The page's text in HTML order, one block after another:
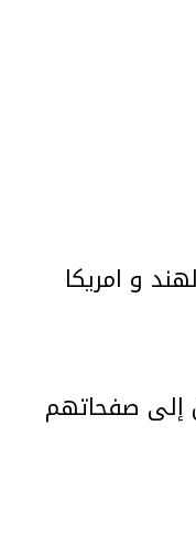
و امريكا
إلى صفحاتهم